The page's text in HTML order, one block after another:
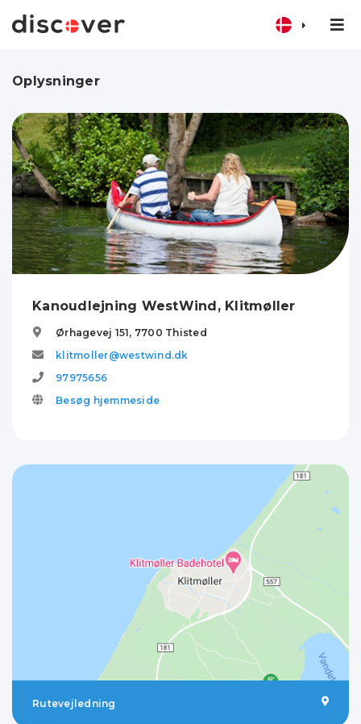
Oplysninger
Kanoudlejning WestWind, Klitmøller
Ørhagevej 151, 7700 Thisted
klitmoller@westwind.dk
97975656
Besøg hjemmeside
Rutevejledning